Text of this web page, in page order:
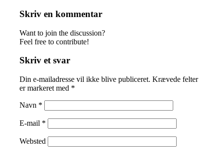
Skriv en kommentar
Want to join the discussion?
Feel free to contribute!
Skriv et svar
Din e-mailadresse vil ikke blive publiceret. Krævede felter
er markeret med *
Navn *
E-mail *
Websted